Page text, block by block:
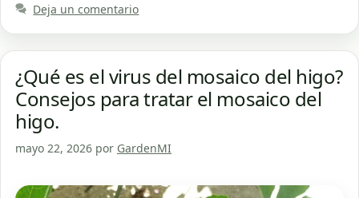
Deja un comentario
¿Qué es el virus del mosaico del higo?
Consejos para tratar el mosaico del
higo.
mayo 22, 2026 por GardenMI